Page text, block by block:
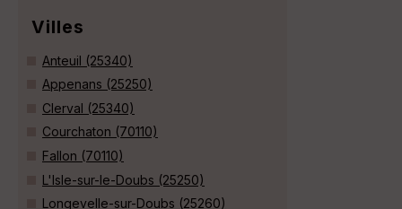
Villes
Anteuil (25340)
Appenans (25250)
Clerval (25340)
Courchaton (70110)
Fallon (70110)
L'Isle-sur-le-Doubs (25250)
Longevelle-sur-Doubs (25260)